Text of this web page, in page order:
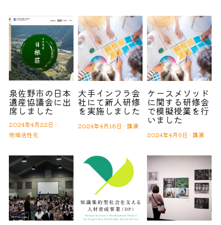
泉佐野市の日本
遺産協議会に出
席しました
2024年4月22日 ·
地域活性化
大手インフラ会
社にて新人研修
を実施しました
2024年4月18日 · 講演
ケースメソッド
に関する研修会
で模擬授業を行
いました
2024年4月6日 · 講演